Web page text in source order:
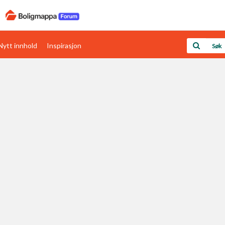
Boligens papirer
innhold Inspirasjon